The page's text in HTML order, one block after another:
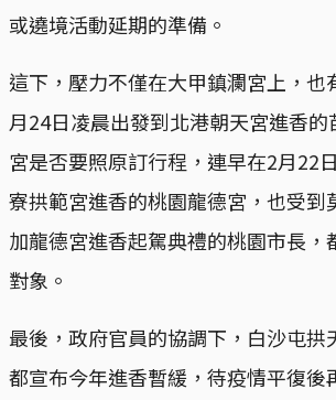
或遶境活動延期的準備。
這下，壓力不僅在大甲鎮瀾宮上，也
月24日凌晨出發到北港朝天宮進香的
宮是否要照原訂行程，連早在2月22
寮拱範宮進香的桃園龍德宮，也受到
加龍德宮進香起駕典禮的桃園市長，
對象。
最後，政府官員的協調下，白沙屯拱
都宣布今年進香暫緩，待疫情平復後